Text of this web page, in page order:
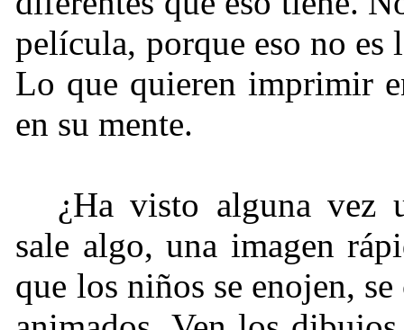
película, porque eso no
Lo que quieren imprimir
en su mente.
¿Ha visto alguna vez
sale algo, una imagen
que los niños se enojen,